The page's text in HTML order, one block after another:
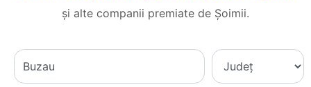
și alte companii premiate de Șoimii.